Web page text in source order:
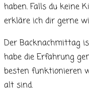
haben. Falls du keine
erkläre ich dir gerne
Der Backnachmittag
habe die Erfahrung
besten funktionieren
alt sind.